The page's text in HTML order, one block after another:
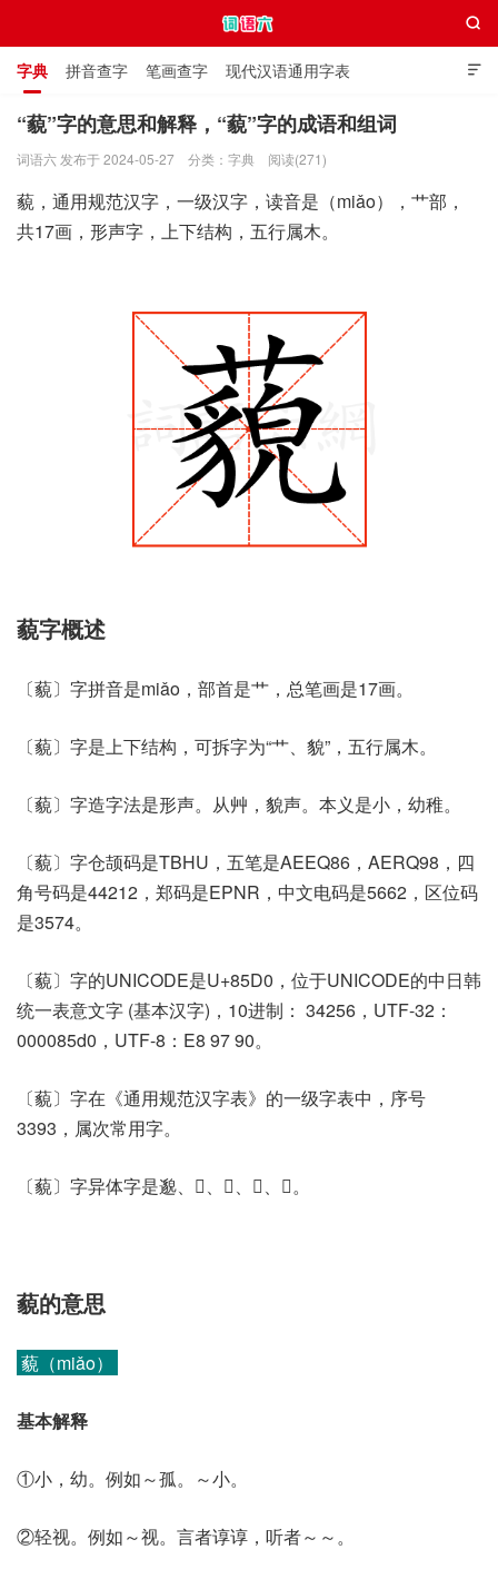

字典 拼音查字 笔画查字 现代汉语通用字表
通用规范汉字表 叠字大全 独体字大全 极简英语词典

“藐”字的意思和解释，“藐”字的成语和组词
词语六 发布于 2024-05-27 分类： 字典 阅读(271)
藐，通用规范汉字，一级汉字，读音是（miǎo），艹部，
共17画，形声字，上下结构，五行属木。
藐字概述
〔藐〕字拼音是miǎo，部首是艹，总笔画是17画。
〔藐〕字是上下结构，可拆字为“艹、貌”，五行属木。
〔藐〕字造字法是形声。从艸，貌声。本义是小，幼稚。
〔藐〕字仓颉码是TBHU，五笔是AEEQ86，AERQ98，四
角号码是44212，郑码是EPNR，中文电码是5662，区位码
是3574。
〔藐〕字的UNICODE是U+85D0，位于UNICODE的中日韩
统一表意文字 (基本汉字)，10进制： 34256，UTF-32：
000085d0，UTF-8：E8 97 90。
〔藐〕字在《通用规范汉字表》的一级字表中，序号
3393，属次常用字。
〔藐〕字异体字是邈、𦯦、𦴭、𦾜、𧂀。
藐的意思
藐（miǎo）
基本解释
①小，幼。例如～孤。～小。
②轻视。例如～视。言者谆谆，听者～～。